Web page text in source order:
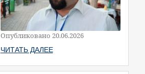
Опубликовано 20.06.2026
ЧИТАТЬ ДАЛЕЕ